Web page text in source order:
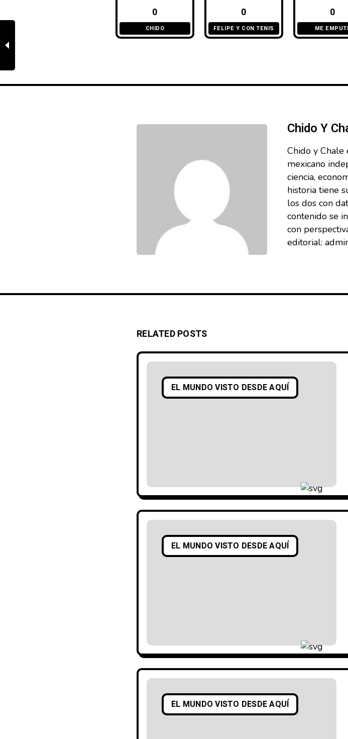
0
CHIDO
0
FELIPE Y CON TENIS
0
ME
Chido Y
Chido y
mexicano
ciencia,
historia tiene
los dos con
contenido se
con
editorial:
RELATED POSTS
EL MUNDO VISTO DESDE AQUÍ
EL MUNDO VISTO DESDE AQUÍ
EL MUNDO VISTO DESDE AQUÍ